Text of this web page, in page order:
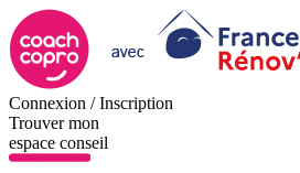
Connexion / Inscription
Trouver mon
espace conseil